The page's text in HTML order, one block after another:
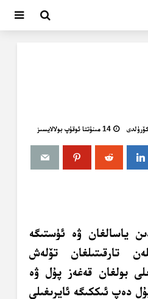
14 مىنۇتتا ئوقۇپ بولالايسىز
ياسالغان ۋە ئۈستىگە
تارقىتىلغان تۆلەش
بولغان قەغەز پۇل ۋە
دەپ ئىككىگە ئايرىغىلى